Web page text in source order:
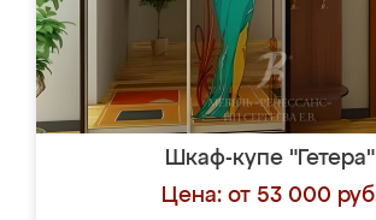
Шкаф-купе "Гетера"
Цена: от 53 000